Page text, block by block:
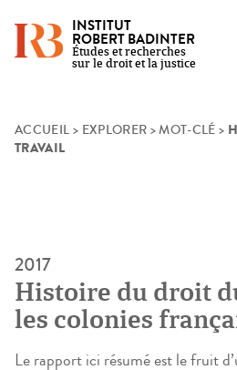
Skip
INSTITUT
ROBERT BADINTER
Études et recherches
sur le droit et la justice
ACCUEIL > EXPLORER >MOT-CLÉ >
TRAVAIL
2017
Histoire du droit
les colonies
1960)
Le rapport ici résumé est le fruit